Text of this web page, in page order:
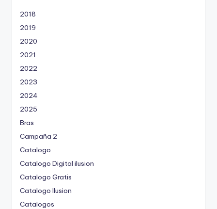
2018
2019
2020
2021
2022
2023
2024
2025
Bras
Campaña 2
Catalogo
Catalogo Digital ilusion
Catalogo Gratis
Catalogo Ilusion
Catalogos